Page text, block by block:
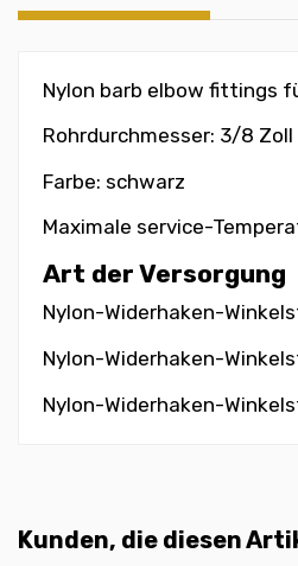
Nylon barb elbow fittings
Rohrdurchmesser: 3/8 Zoll
Farbe: schwarz
Maximale service-
Art der Versorgung
Nylon-Widerhaken-
Nylon-Widerhaken-
Nylon-Widerhaken-
Kunden, die diesen